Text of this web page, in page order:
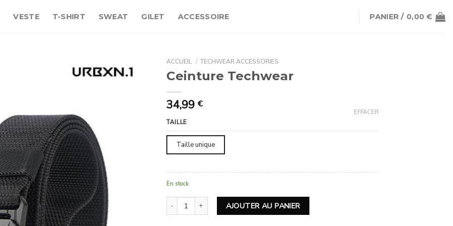
VESTE T-SHIRT SWEAT GILET ACCESSOIRE PANIER / 0,00€
ACCUEIL / TECHWEAR ACCESSORIES
Ceinture Techwear
34,99 €
TAILLE
Taille unique
EFFACER
En stock
quantité de Ceinture TechwearAJOUTER AU PANIER